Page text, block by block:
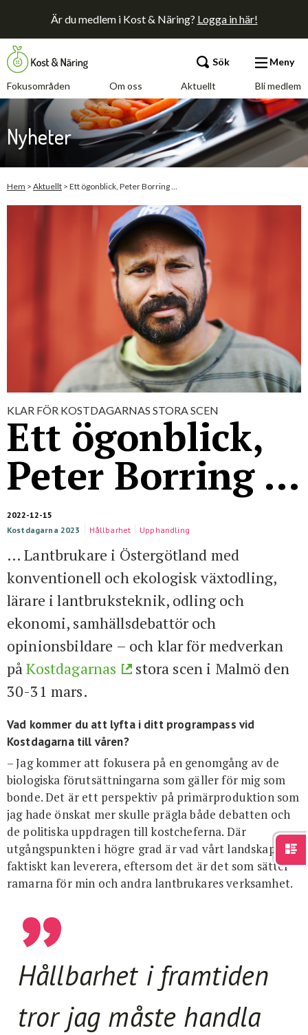
Är du medlem i Kost & Näring? Logga in här!
Fokusområden Om oss Aktuellt Bli medlem
Sök Meny
Fokusområden
Om oss
Aktuellt
Annonsera Press
English
Nyheter
Hem > Aktuellt > Ett ögonblick, Peter Borring …
KLAR FÖR KOSTDAGARNAS STORA SCEN
Ett ögonblick,
Peter Borring …
2022-12-15
Kostdagarna 2023
Hållbarhet Upphandling
… Lantbrukare i Östergötland med
konventionell och ekologisk växtodling,
lärare i lantbruksteknik, odling och
ekonomi, samhällsdebattör och
opinionsbildare – och klar för medverkan
påKostdagarnas
stora scen i Malmö den
30-31 mars.
Vad kommer du att lyfta i ditt programpass vid
Kostdagarna till våren?
– Jag kommer att fokusera på en genomgång av de
biologiska förutsättningarna som gäller för mig som
bonde. Det är ett perspektiv på primärproduktion som
jag hade önskat mer skulle prägla både debatten och
de politiska uppdragen till kostcheferna. Där
utgångspunkten i högre grad är vad vårt landskap
faktiskt kan leverera, eftersom det är det som sätter
ramarna för min och andra lantbrukares verksamhet.
Hållbarhet i framtiden
tror jag måste handla